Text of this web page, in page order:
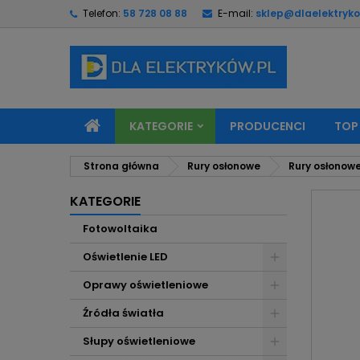
Telefon: 58 728 08 88 E-mail:
KATEGORIE PRODUCENCI
Strona główna Rury osłonowe Rury
KATEGORIE
Fotowoltaika
Oświetlenie LED
Oprawy oświetleniowe
Źródła światła
Słupy oświetleniowe